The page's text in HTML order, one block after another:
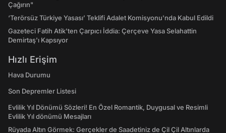
Çağırın"
‘Terörsüz Türkiye Yasası’ Teklifi Adalet Komisyonu'nda Kabul Edildi
Gazeteci Fatih Atik'ten Çarpıcı İddia: Çerçeve Yasa Selahattin
Demirtaş'ı Kapsıyor
Hızlı Erişim
Hava Durumu
Son Depremler Listesi
Evlilik Yıl Dönümü Sözleri! En Özel Romantik, Duygusal ve Resimli
Evlilik Yıl dönümü Mesajları
Rüyada Altın Görmek: Gerçekler de Saadetiniz de Çil Çil Altınlarda